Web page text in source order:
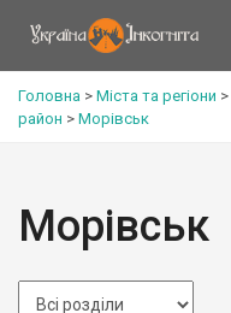
Головна > Міста та регіони >
район > Морівськ
Морівськ